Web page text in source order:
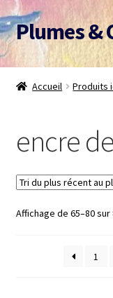
Aller
à
la
navigation
Aller
au
contenu
Plumes &
Accueil
Panier
Mon compte
A propos
Accueil Produits
encre
Affichage de 65–80
1